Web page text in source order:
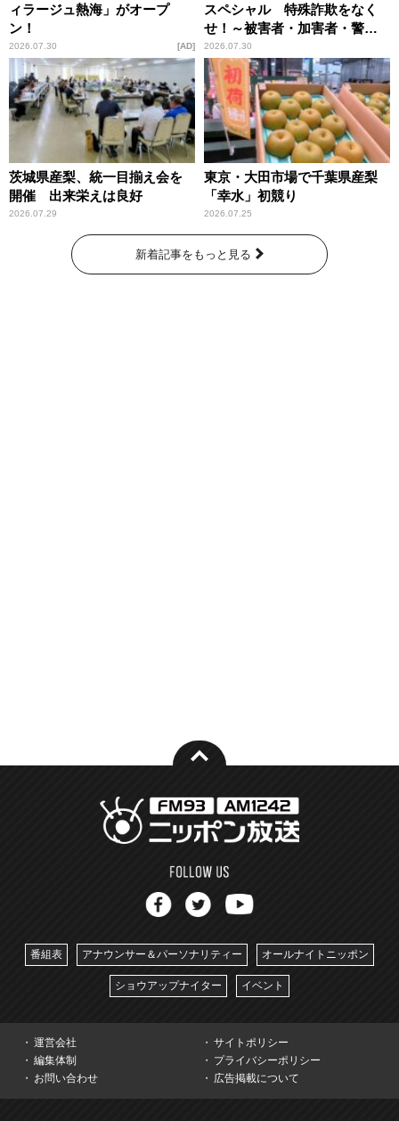
ィラージュ熱海」がオープ
ン！
2026.07.30 AD
スペシャル 特殊詐欺をなく
せ！～被害者・加害者・警視
庁が語るトクリュウの実態
～」放送
2026.07.30
茨城県産梨、統一目揃え会を
開催 出来栄えは良好
2026.07.29
東京・大田市場で千葉県産梨
「幸水」初競り
2026.07.25
新着記事をもっと見る
番組表 アナウンサー＆パーソナリティー オールナイトニッポン
ショウアップナイター イベント
運営会社
サイトポリシー
編集体制
プライバシーポリシー
お問い合わせ
広告掲載について